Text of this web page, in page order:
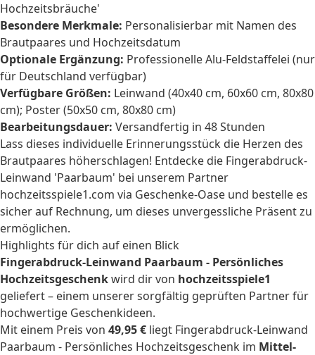
Hochzeitsbräuche'
Besondere Merkmale: Personalisierbar mit Namen des
Brautpaares und Hochzeitsdatum
Optionale Ergänzung: Professionelle Alu-Feldstaffelei (nur
für Deutschland verfügbar)
Verfügbare Größen: Leinwand (40x40 cm, 60x60 cm, 80x80
cm); Poster (50x50 cm, 80x80 cm)
Bearbeitungsdauer: Versandfertig in 48 Stunden
Lass dieses individuelle Erinnerungsstück die Herzen des
Brautpaares höherschlagen! Entdecke die Fingerabdruck-
Leinwand 'Paarbaum' bei unserem Partner
hochzeitsspiele1.com via Geschenke-Oase und bestelle es
sicher auf Rechnung, um dieses unvergessliche Präsent zu
ermöglichen.
Highlights für dich auf einen Blick
Fingerabdruck-Leinwand Paarbaum - Persönliches
Hochzeitsgeschenkwird dir von hochzeitsspiele1
geliefert – einem unserer sorgfältig geprüften Partner für
hochwertige Geschenkideen.
Mit einem Preis von 49,95 € liegt Fingerabdruck-Leinwand
Paarbaum - Persönliches Hochzeitsgeschenk im Mittel-